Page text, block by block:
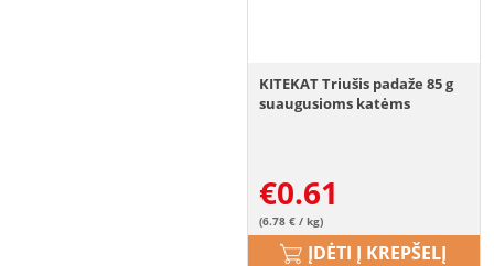
KITEKAT Triušis padaže 85 g
suaugusioms katėms
€0.61
(6.78 € / kg)
ĮDĖTI Į KREPŠELĮ